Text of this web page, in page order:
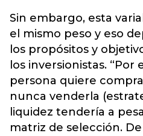
Sin embargo, esta
el mismo peso y eso
los propósitos y
los inversionistas. “Por
persona quiere
nunca venderla
liquidez tendería a
matriz de selección. De